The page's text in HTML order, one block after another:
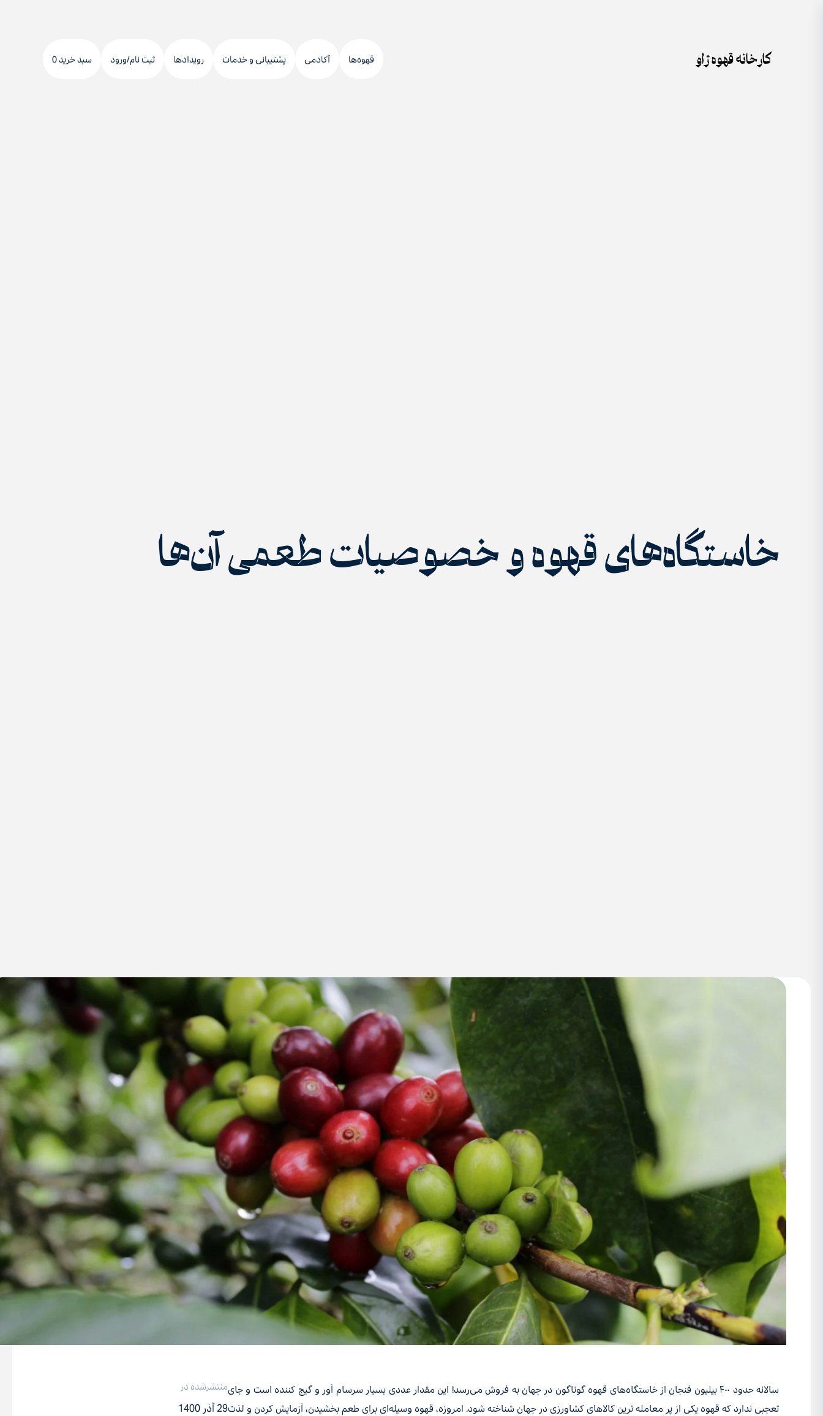
کارخانه قهوه ژاو قهوه‌ها آکادمی پشتیبانی و خدمات رویدادها ثبت نام/ورود سبد خرید 0
خاستگاه‌های قهوه و خصوصیات طعمی آن‌ها
سالانه حدود ۴۰۰ بیلیون فنجان از خاستگاه‌های قهوه گوناگون
در جهان به فروش می‌رسد! این مقدار عددی بسیار سرسام آور و گیج کننده است و جای
تعجبی ندارد که قهوه یکی از پر معامله ترین کالاهای کشاورزی در جهان شناخته شود. امروزه، قهوه وسیله‌ای برای طعم بخشیدن، آزمایش کردن و لذت
منتشرشده در
29 آذر 1400